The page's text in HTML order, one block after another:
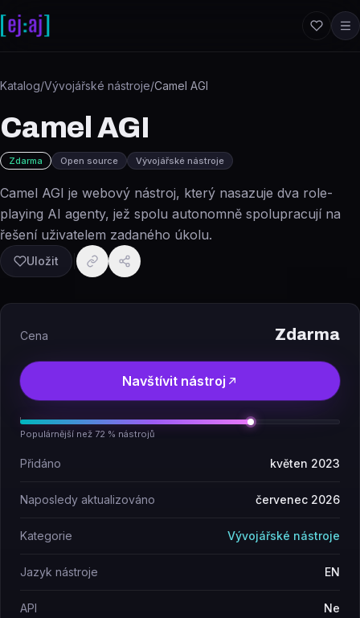
Katalog/Vývojářské nástroje/Camel AGI
Camel AGI
Zdarma Open source Vývojářské nástroje
Camel AGI je webový nástroj, který nasazuje dva role-
playing AI agenty, jež spolu autonomně spolupracují na
řešení uživatelem zadaného úkolu.
Uložit
Cena Zdarma
Navštívit nástroj
Populárnější než 72 % nástrojů
Přidáno květen 2023
Naposledy aktualizováno červenec 2026
Kategorie Vývojářské nástroje
Jazyk nástroje EN
API Ne